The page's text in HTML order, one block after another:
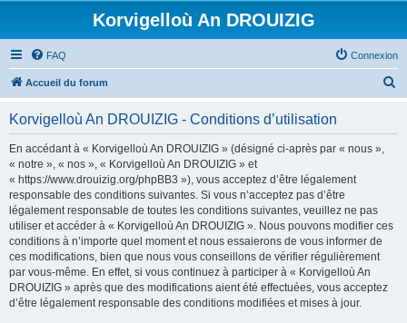
Korvigelloù An DROUIZIG
FAQ Connexion
Accueil du forum
Korvigelloù An DROUIZIG - Conditions d’utilisation
En accédant à « Korvigelloù An DROUIZIG » (désigné ci-après par « nous »,
« notre », « nos », « Korvigelloù An DROUIZIG » et
« https://www.drouizig.org/phpBB3 »), vous acceptez d’être légalement
responsable des conditions suivantes. Si vous n’acceptez pas d’être
légalement responsable de toutes les conditions suivantes, veuillez ne pas
utiliser et accéder à « Korvigelloù An DROUIZIG ». Nous pouvons modifier ces
conditions à n’importe quel moment et nous essaierons de vous informer de
ces modifications, bien que nous vous conseillons de vérifier régulièrement
par vous-même. En effet, si vous continuez à participer à « Korvigelloù An
DROUIZIG » après que des modifications aient été effectuées, vous acceptez
d’être légalement responsable des conditions modifiées et mises à jour.